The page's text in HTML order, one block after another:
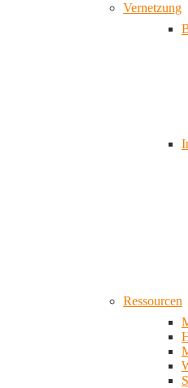
Vernetzung
Ressourcen